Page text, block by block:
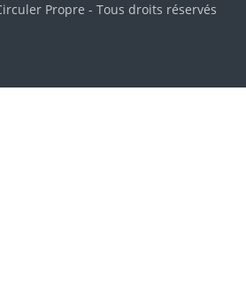
Propre - Tous droits réservés